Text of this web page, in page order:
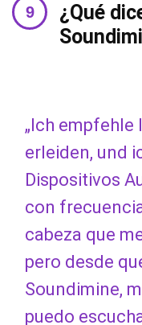
¿Qué
„Ich empfehle
erleiden, und
Dispositivos
con
cabeza que
pero desde
Soundimine,
puedo